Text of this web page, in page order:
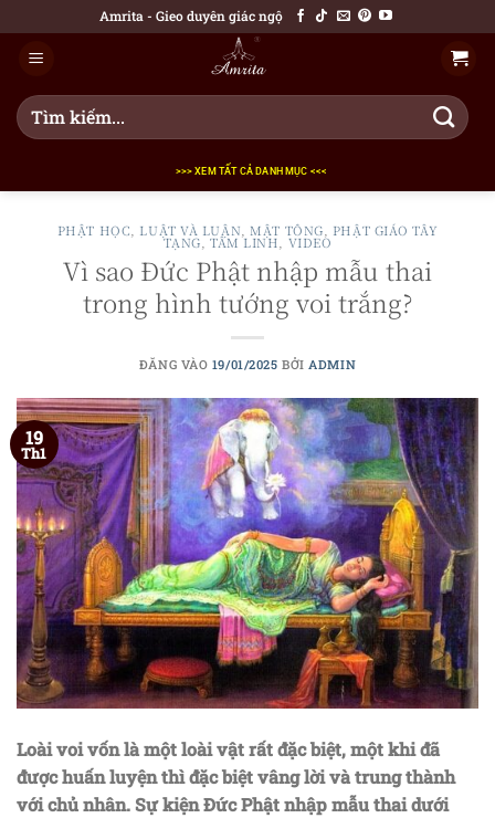
qua
dung
Amrita - Gieo duyên giác ngộ
Tìm
kiếm:
>>> XEM TẤT CẢ DANH MỤC <<<
PHẬT HỌC LUẬT VÀ LUẬN MẬT TÔNG PHẬT GIÁO TÂY
TẠNG TÂM LINH VIDEO
Vì sao Đức Phật nhập mẫu thai
trong hình tướng voi trắng?
ĐĂNG VÀO 19/01/2025 BỞIADMIN
19
Th1
Loài voi vốn là một loài vật rất đặc biệt, một khi đã
được huấn luyện thì đặc biệt vâng lời và trung thành
với chủ nhân. Sự kiện Đức Phật nhập mẫu thai dưới